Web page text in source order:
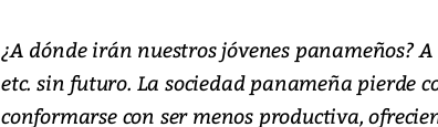
¿A dónde irán nuestros jóvenes panameños?
etc. sin futuro. La sociedad panameña pierde
conformarse con ser menos productiva,